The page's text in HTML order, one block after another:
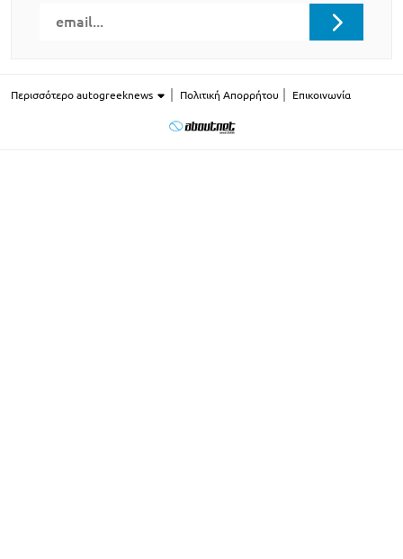
Περισσότερο autogreeknews Πολιτική Απορρήτου Επικοινωνία